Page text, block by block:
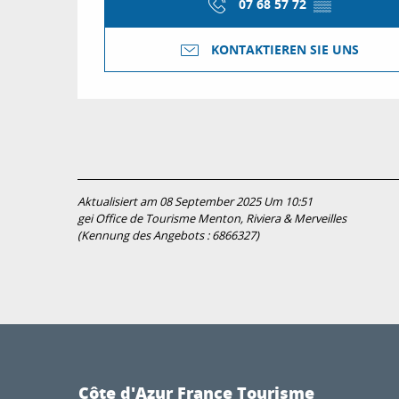
07 68 57 72 ▒▒
KONTAKTIEREN SIE UNS
Aktualisiert am 08 September 2025 Um 10:51
gei Office de Tourisme Menton, Riviera & Merveilles
(Kennung des Angebots :6866327)
Côte d'Azur France Tourisme